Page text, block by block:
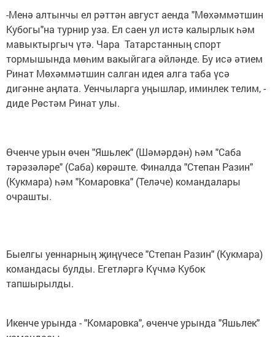
-Менә алтынчы ел рәттән август аенда "Мөхәммәтшин
Кубогы"на турнир уза. Ел саен ул истә калырлык һәм
мавыктыргыч үтә. Чара Татарстанның спорт
тормышында мөһим вакыйгага әйләнде. Бу исә әтием
Ринат Мөхәммәтшин салган идея алга таба үсә
дигәнне аңлата. Уенчыларга уңышлар, иминлек телим, -
диде Рөстәм Ринат улы.
Өченче урын өчен "Яшьлек" (Шәмәрдән) һәм "Саба
тәрәзәләре" (Саба) көрәште. Финалда "Степан Разин"
(Кукмара) һәм "Комаровка" (Теләче) командалары
очрашты.
Быелгы уеннарның җиңүчесе "Степан Разин" (Кукмара)
командасы булды. Егетләргә Күчмә Кубок
тапшырылды.
Икенче урында - "Комаровка", өченче урында "Яшьлек"